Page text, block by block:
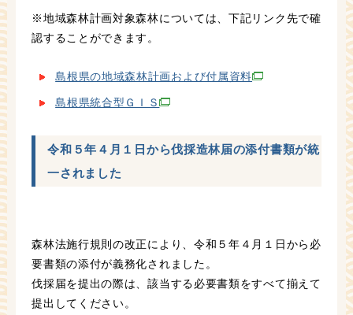
※地域森林計画対象森林については、下記リンク先で確
認することができます。
島根県の地域森林計画および付属資料
島根県統合型ＧＩＳ
令和５年４月１日から伐採造林届の添付書類が統
一されました
森林法施行規則の改正により、令和５年４月１日から必
要書類の添付が義務化されました。
伐採届を提出の際は、該当する必要書類をすべて揃えて
提出してください。